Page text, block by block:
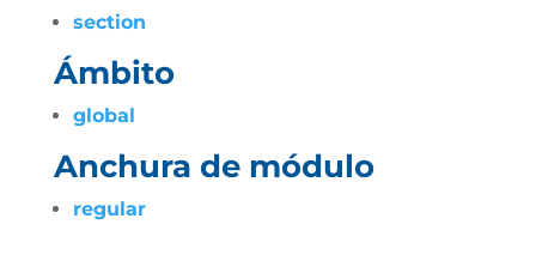
section
Ámbito
global
Anchura de módulo
regular